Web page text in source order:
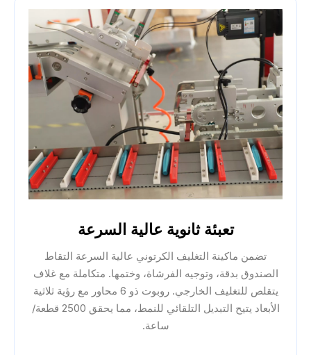
تعبئة ثانوية عالية السرعة
تضمن ماكينة التغليف الكرتوني عالية السرعة التقاط
الصندوق بدقة، وتوجيه الفرشاة، وختمها. متكاملة مع غلاف
يتقلص للتغليف الخارجي. روبوت ذو 6 محاور مع رؤية ثلاثية
الأبعاد يتيح التبديل التلقائي للنمط، مما يحقق 2500 قطعة/
ساعة.